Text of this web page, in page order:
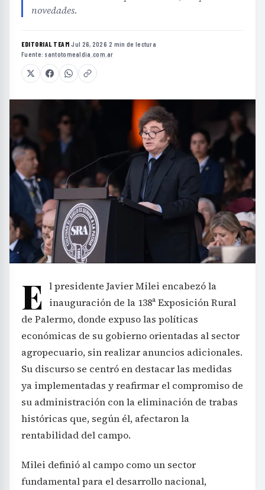
novedades.
EDITORIAL TEAM·Jul 26, 2026·2 min de lectura·
Fuente: santotomealdia.com.ar
E l presidente Javier Milei encabezó la
inauguración de la 138ª Exposición Rural
de Palermo, donde expuso las políticas
económicas de su gobierno orientadas al sector
agropecuario, sin realizar anuncios adicionales.
Su discurso se centró en destacar las medidas
ya implementadas y reafirmar el compromiso de
su administración con la eliminación de trabas
históricas que, según él, afectaron la
rentabilidad del campo.
Milei definió al campo como un sector
fundamental para el desarrollo nacional,